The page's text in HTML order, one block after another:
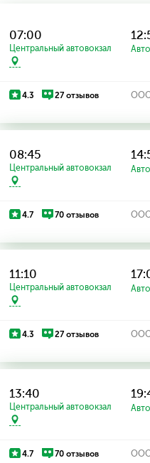
07:00
Центральный автовокзал
4.3 27 отзывов ООО
08:45
Центральный автовокзал
4.7 70 отзывов ООО
11:10
Центральный автовокзал
4.3 27 отзывов ООО
13:40
Центральный автовокзал
4.7 70 отзывов ООО